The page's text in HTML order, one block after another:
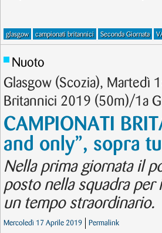
glasgow campionati britannici Seconda Giornata
Nuoto
Glasgow (Scozia), Martedì
Britannici 2019 (50m)/1a
CAMPIONATI
and only”, sopra
Nella prima giornata il
posto nella squadra
un tempo straordinario.
Mercoledì 17 Aprile 2019 Permalink